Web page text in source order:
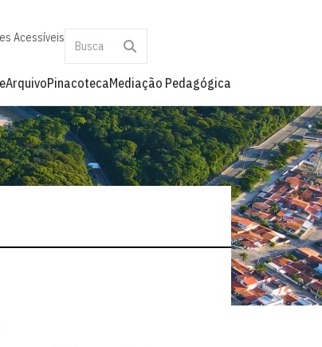
Acessíveis
ArquivoPinacotecaMediação Pedagógica